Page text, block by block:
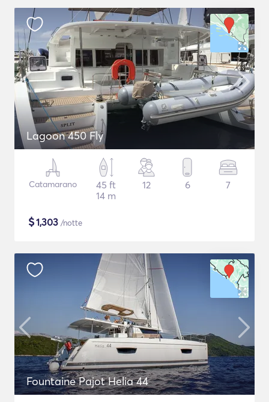
Lagoon 450 Fly
Catamarano
45 ft
14 m
12 6 7
$1,303 /notte
Fountaine Pajot Helia 44